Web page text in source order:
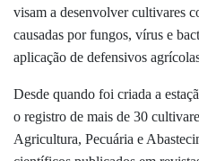
visam a desenvolver cultivares
causadas por fungos, vírus e
aplicação de defensivos
Desde quando foi criada a
o registro de mais de 30
Agricultura, Pecuária e